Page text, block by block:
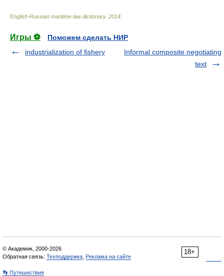
English-Russian maritime law dictionary. 2014
Игры ⚽
Поможем сделать НИР
industrialization of fishery
Informal composite negotiating
text
18+
© Академик, 2000-2026
Обратная связь: Техподдержка Реклама на сайте
👣 Путешествия